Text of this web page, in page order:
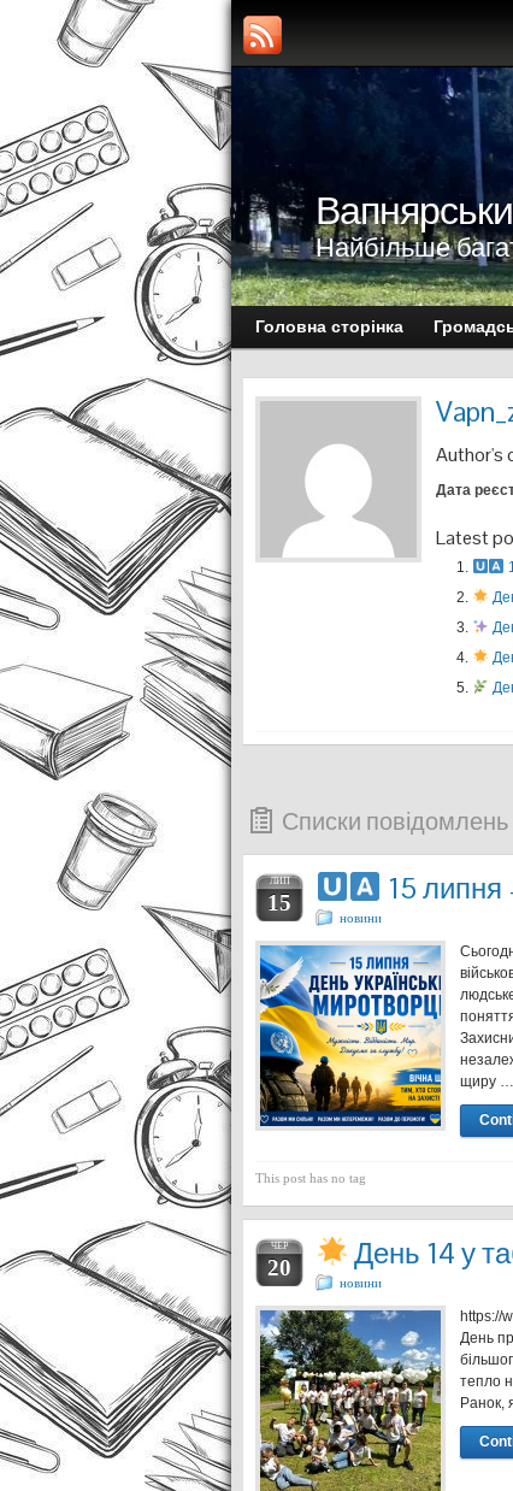
Найбільше
Головна сторінка
Author's
Дата
Latest
Списки
ЛИП
15 15 липня
новини
щиру …
This post has no tag
ЧЕР
20 День 14 у
новини
https://
День
тепло
Ранок,